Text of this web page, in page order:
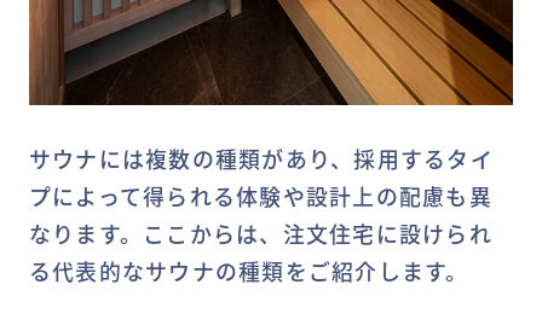
サウナには複数の種類があり、採用するタイ
プによって得られる体験や設計上の配慮も異
なります。ここからは、注文住宅に設けられ
る代表的なサウナの種類をご紹介します。